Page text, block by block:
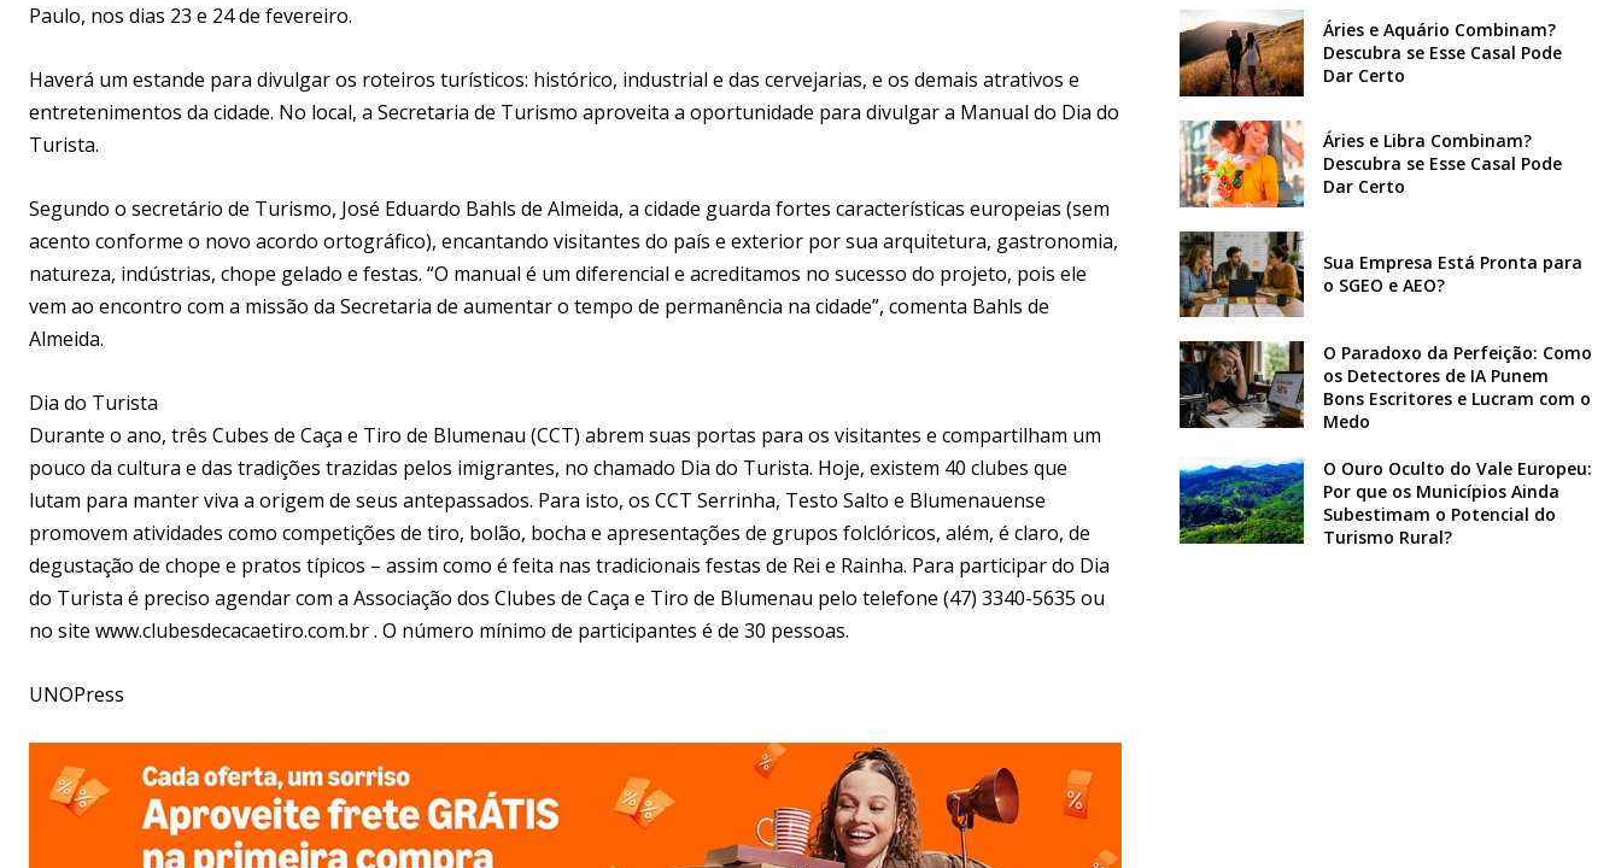
Paulo, nos dias 23 e 24 de fevereiro.
Haverá um estande para divulgar os roteiros turísticos: histórico, industrial e das cervejarias, e os demais atrativos e
entretenimentos da cidade. No local, a Secretaria de Turismo aproveita a oportunidade para divulgar a Manual do Dia do
Turista.
Segundo o secretário de Turismo, José Eduardo Bahls de Almeida, a cidade guarda fortes características europeias (sem
acento conforme o novo acordo ortográfico), encantando visitantes do país e exterior por sua arquitetura, gastronomia,
natureza, indústrias, chope gelado e festas. “O manual é um diferencial e acreditamos no sucesso do projeto, pois ele
vem ao encontro com a missão da Secretaria de aumentar o tempo de permanência na cidade”, comenta Bahls de
Almeida.
Dia do Turista
Durante o ano, três Cubes de Caça e Tiro de Blumenau (CCT) abrem suas portas para os visitantes e compartilham um
pouco da cultura e das tradições trazidas pelos imigrantes, no chamado Dia do Turista. Hoje, existem 40 clubes que
lutam para manter viva a origem de seus antepassados. Para isto, os CCT Serrinha, Testo Salto e Blumenauense
promovem atividades como competições de tiro, bolão, bocha e apresentações de grupos folclóricos, além, é claro, de
degustação de chope e pratos típicos – assim como é feita nas tradicionais festas de Rei e Rainha. Para participar do Dia
do Turista é preciso agendar com a Associação dos Clubes de Caça e Tiro de Blumenau pelo telefone (47) 3340-5635 ou
no site www.clubesdecacaetiro.com.br . O número mínimo de participantes é de 30 pessoas.
UNOPress
Áries e Aquário Combinam?
Descubra se Esse Casal Pode
Dar Certo
Áries e Libra Combinam?
Descubra se Esse Casal Pode
Dar Certo
Sua Empresa Está Pronta para
o SGEO e AEO?
O Paradoxo da Perfeição: Como
os Detectores de IA Punem
Bons Escritores e Lucram com o
Medo
O Ouro Oculto do Vale Europeu:
Por que os Municípios Ainda
Subestimam o Potencial do
Turismo Rural?